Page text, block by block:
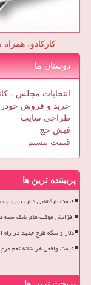
کارکادو، همراه
دوستان ما
انتخابات مجلس ،
خرید و فروش
طراحی سایت
فیش حج
قیمت بیسیم
پربیننده ترین ها
قیمت بازگشایی دلار، یورو و سایر ارزها امروز
افزایش موکب های بانک سپه در
دلار و سکه طرح جدید در راه
قیمت واقعی هر شانه تخم مرغ